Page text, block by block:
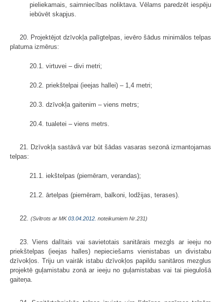
pieliekamais, saimniecības noliktava. Vēlams paredzēt iespēju
iebūvēt skapjus.
20. Projektējot dzīvokļa palīgtelpas, ievēro šādus minimālos telpas
platuma izmērus:
20.1. virtuvei – divi metri;
20.2. priekštelpai (ieejas hallei) – 1,4 metri;
20.3. dzīvokļa gaitenim – viens metrs;
20.4. tualetei – viens metrs.
21. Dzīvokļa sastāvā var būt šādas vasaras sezonā izmantojamas
telpas:
21.1. iekštelpas (piemēram, verandas);
21.2. ārtelpas (piemēram, balkoni, lodžijas, terases).
22. (Svītrots ar MK03.04.2012. noteikumiem Nr.231)
23. Viens dalītais vai savietotais sanitārais mezgls ar ieeju no
priekštelpas (ieejas halles) nepieciešams vienistabas un divistabu
dzīvokļos. Triju un vairāk istabu dzīvokļos papildu sanitāros mezglus
projektē guļamistabu zonā ar ieeju no guļamistabas vai tai piegulošā
gaiteņa.